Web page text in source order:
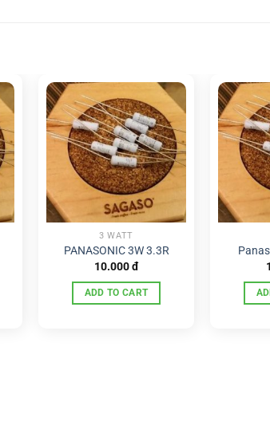
3 WATT
PANASONIC 3W 3.3R
10.000đ
ADD TO CART